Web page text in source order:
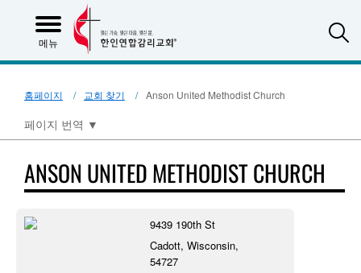
메뉴
홈페이지 교회 찾기 Anson United Methodist Church
페이지 번역 ▼
ANSON UNITED METHODIST CHURCH
9439 190th St
Cadott, Wisconsin,
54727